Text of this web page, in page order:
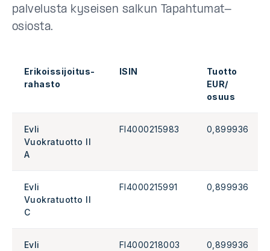
palvelusta kyseisen salkun Tapahtumat-
osiosta.
Erikoissijoitus-
rahasto
ISIN
Tuotto
EUR/
osuus
Evli
Vuokratuotto II
A
FI4000215983 0,899936
Evli
Vuokratuotto II
C
FI4000215991 0,899936
Evli
FI4000218003 0,899936